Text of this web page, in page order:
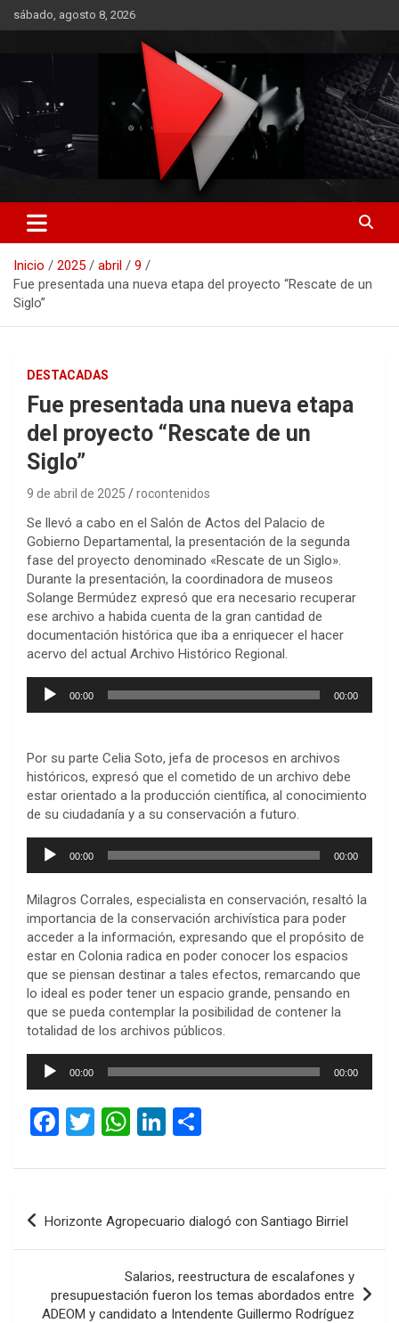
Saltar
al
sábado, agosto 8, 2026
RO CONTENIDOS
Inicio 2025 abril
9
Fue presentada una nueva etapa del proyecto “Rescate de un
Siglo”
DESTACADAS
Fue presentada una nueva etapa
del proyecto “Rescate de un
Siglo”
9 de abril de 2025 rocontenidos
Se llevó a cabo en el Salón de Actos del Palacio de
Gobierno Departamental, la presentación de la segunda
fase del proyecto denominado «Rescate de un Siglo».
Durante la presentación, la coordinadora de museos
Solange Bermúdez expresó que era necesario recuperar
ese archivo a habida cuenta de la gran cantidad de
documentación histórica que iba a enriquecer el hacer
acervo del actual Archivo Histórico Regional.
Reproductor
00:00 00:00
Por su parte Celia Soto, jefa de procesos en archivos
históricos, expresó que el cometido de un archivo debe
estar orientado a la producción científica, al conocimiento
de su ciudadanía y a su conservación a futuro.
Reproductor
00:00 00:00
Milagros Corrales, especialista en conservación, resaltó la
importancia de la conservación archivística para poder
acceder a la información, expresando que el propósito de
estar en Colonia radica en poder conocer los espacios
que se piensan destinar a tales efectos, remarcando que
lo ideal es poder tener un espacio grande, pensando en
que se pueda contemplar la posibilidad de contener la
totalidad de los archivos públicos.
Reproductor
00:00 00:00
F
ce
o
k
T
tt
W
at
A
p
p
Li
ke
n
m
ar
tir
Navegación
de
Horizonte Agropecuario dialogó con Santiago Birriel
Salarios, reestructura de escalafones y
presupuestación fueron los temas abordados entre
ADEOM y candidato a Intendente Guillermo Rodríguez